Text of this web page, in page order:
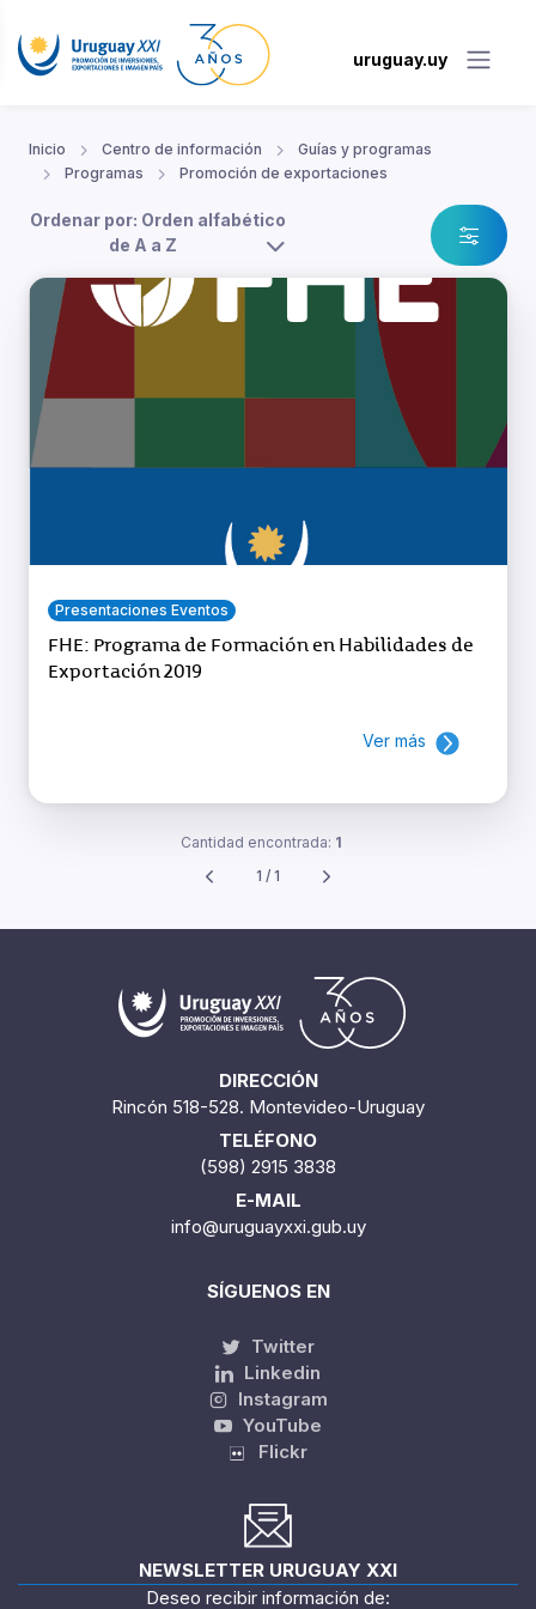
uruguay.uy
Inicio Centro de información
Guías y programas
Programas
Promoción de exportaciones
Ordenar por: Orden alfabético
de A a Z
Presentaciones Eventos
FHE: Programa de Formación en Habilidades de
Exportación 2019
Ver más
Cantidad encontrada: 1
1 / 1
DIRECCIÓN
Rincón 518-528. Montevideo-Uruguay
TELÉFONO
(598) 2915 3838
E-MAIL
info@uruguayxxi.gub.uy
SÍGUENOS EN
Twitter
Linkedin
Instagram
YouTube
Flickr
NEWSLETTER URUGUAY XXI
Deseo recibir información de: